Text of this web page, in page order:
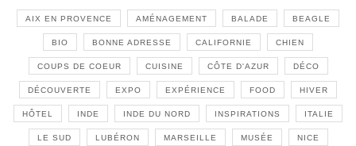
AIX EN PROVENCE AMÉNAGEMENT BALADE BEAGLE
BIO BONNE ADRESSE CALIFORNIE CHIEN
COUPS DE COEUR CUISINE CÔTE D'AZUR DÉCO
DÉCOUVERTE EXPO EXPÉRIENCE FOOD HIVER
HÔTEL INDE INDE DU NORD INSPIRATIONS ITALIE
LE SUD LUBÉRON MARSEILLE MUSÉE NICE